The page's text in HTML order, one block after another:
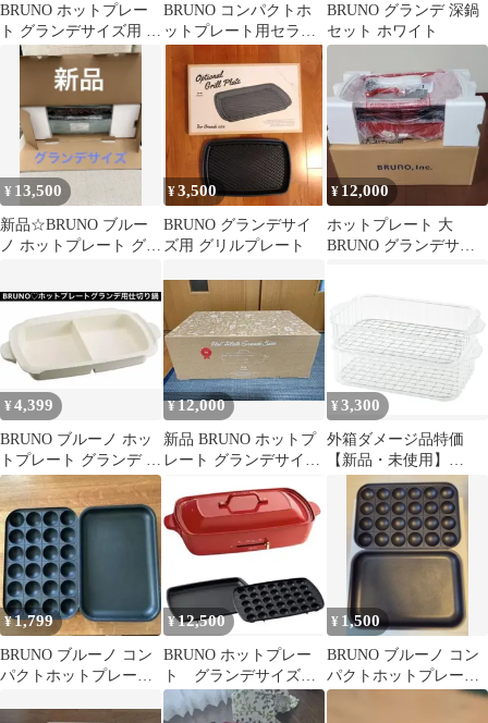
BRUNO ホットプレー
ト グランデサイズ用 グ
リルプレート
BRUNO コンパクトホ
ットプレート用セラミ
BRUNO グランデ 深鍋
セット ホワイト
¥ 13,500
新品☆BRUNO ブルー
ノ ホットプレート グラ
¥3,500
BRUNO グランデサイ
ズ用 グリルプレート
¥12,000
ホットプレート 大
BRUNO グランデサイ
¥4,399
BRUNO ブルーノ ホッ
トプレート グランデ 仕
切り鍋 BOE026-NABE
¥12,000
新品 BRUNO ホットプ
レート グランデサイズ
¥ 3,300
外箱ダメージ品特価
【新品・未使用】
BRUNO コンパクトホ
ットプレート用スチー
マー 2段 BOE021
¥1,799
BRUNO ブルーノ コン
パクトホットプレート
¥12,500
BRUNO ホットプレー
ト グランデサイズ
レッド BOE026
¥ 1,500
BRUNO ブルーノ コン
パクトホットプレート
付属プレート2点 平